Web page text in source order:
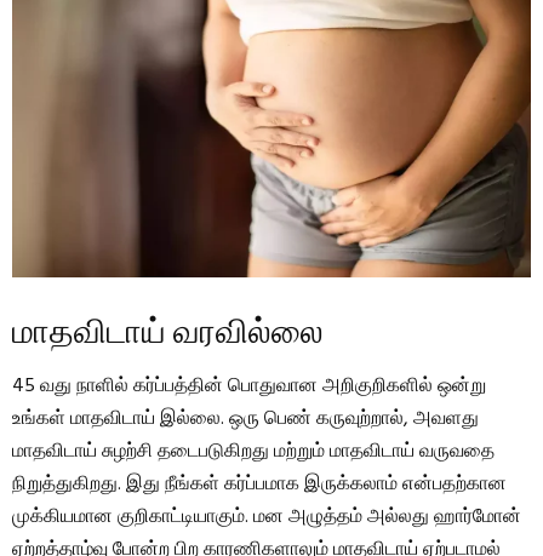
மாதவிடாய் வரவில்லை
45 வது நாளில் கர்ப்பத்தின் பொதுவான அறிகுறிகளில் ஒன்று
உங்கள் மாதவிடாய் இல்லை. ஒரு பெண் கருவுற்றால், அவளது
மாதவிடாய் சுழற்சி தடைபடுகிறது மற்றும் மாதவிடாய் வருவதை
நிறுத்துகிறது. இது நீங்கள் கர்ப்பமாக இருக்கலாம் என்பதற்கான
முக்கியமான குறிகாட்டியாகும். மன அழுத்தம் அல்லது ஹார்மோன்